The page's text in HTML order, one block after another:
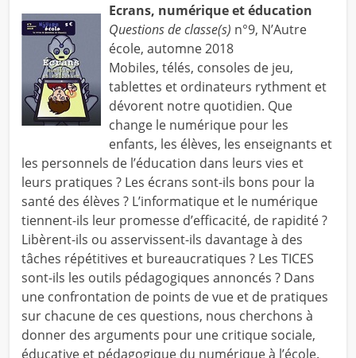
Ecrans, numérique et éducation
Questions de classe(s) n°9, N’Autre
école, automne 2018
Mobiles, télés, consoles de jeu,
tablettes et ordinateurs rythment et
dévorent notre quotidien. Que
change le numérique pour les
enfants, les élèves, les enseignants et
les personnels de l’éducation dans leurs vies et
leurs pratiques ? Les écrans sont-ils bons pour la
santé des élèves ? L’informatique et le numérique
tiennent-ils leur promesse d’efficacité, de rapidité ?
Libèrent-ils ou asservissent-ils davantage à des
tâches répétitives et bureaucratiques ? Les TICES
sont-ils les outils pédagogiques annoncés ? Dans
une confrontation de points de vue et de pratiques
sur chacune de ces questions, nous cherchons à
donner des arguments pour une critique sociale,
éducative et pédagogique du numérique à l’école.